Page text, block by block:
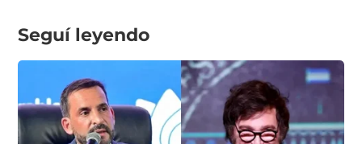
Seguí leyendo